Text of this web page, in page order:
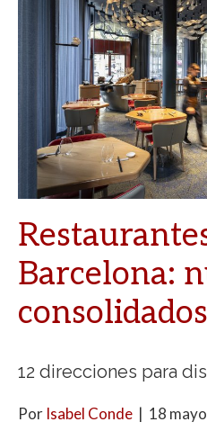
Barcelona:
consolidados
12 direcciones para
Por Isabel Conde | 18